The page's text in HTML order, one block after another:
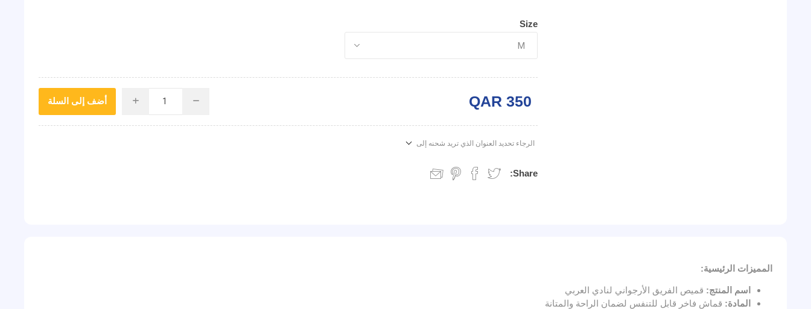
Size
QAR 350
i h أضف إلى السلة
الرجاء تحديد العنوان الذي تريد شحنه إلى
Share:
المميزات الرئيسية:
اسم المنتج: قميص الفريق الأرجواني لنادي العربي
المادة: قماش فاخر قابل للتنفس لضمان الراحة والمتانة